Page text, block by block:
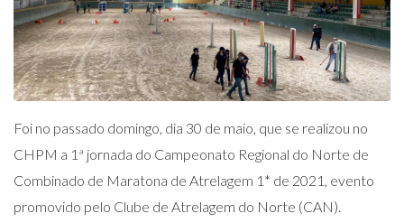
Foi no passado domingo, dia 30 de maio, que se realizou no
CHPM a 1ª jornada do Campeonato Regional do Norte de
Combinado de Maratona de Atrelagem 1* de 2021, evento
promovido pelo Clube de Atrelagem do Norte (CAN).